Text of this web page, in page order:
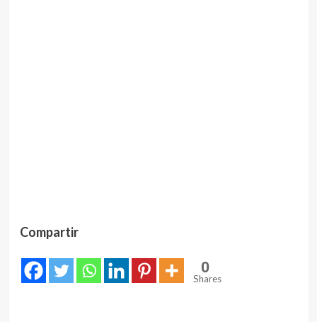
Compartir
0
Shares